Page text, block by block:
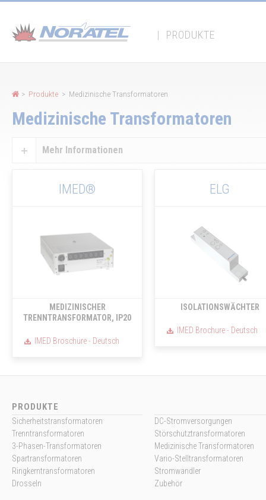
| PRODUKTE
> Produkte > Medizinische Transformatoren
Medizinische Transformatoren
Mehr Informationen
IMED®
MEDIZINISCHER
TRENNTRANSFORMATOR, IP20
IMED Broschüre - Deutsch
ELG
ISOLATIONSWÄCHTER
IMED Brochure - Deutsch
PRODUKTE
Sicherheitstransformatoren
Trenntransformatoren
3-Phasen-Transformatoren
Spartransformatoren
Ringkerntransformatoren
Drosseln
DC-Stromversorgungen
Störschutztransformatoren
Medizinische Transformatoren
Vario-Stelltransformatoren
Stromwandler
Zubehör
Cookie-Einstellungen